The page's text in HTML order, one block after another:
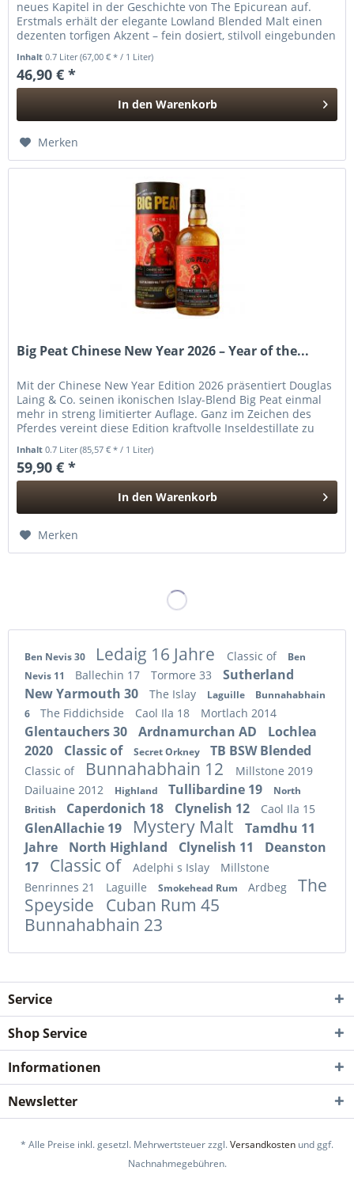
neues Kapitel in der Geschichte von The Epicurean auf.
Erstmals erhält der elegante Lowland Blended Malt einen
dezenten torfigen Akzent – fein dosiert, stilvoll eingebunden
Inhalt0.7 Liter(67,00 € * / 1 Liter)
46,90 € *
In den Warenkorb
Merken
Big Peat Chinese New Year 2026 – Year of the...
Mit der Chinese New Year Edition 2026 präsentiert Douglas
Laing & Co. seinen ikonischen Islay-Blend Big Peat einmal
mehr in streng limitierter Auflage. Ganz im Zeichen des
Pferdes vereint diese Edition kraftvolle Inseldestillate zu
Inhalt0.7 Liter(85,57 € * / 1 Liter)
59,90 € *
In den Warenkorb
Merken
Ben Nevis 30 Ledaig 16 Jahre Classic of
Ben
Nevis 11
Ballechin 17 Tormore 33
Sutherland
New Yarmouth 30
The Islay Laguille
Bunnahabhain
6
The Fiddichside Caol Ila 18 Mortlach 2014
Glentauchers 30 Ardnamurchan AD
Lochlea
2020
Classic of Secret Orkney TB BSW Blended
Classic of Bunnahabhain 12
Millstone 2019
Dailuaine 2012
Highland Tullibardine 19
North
British
Caperdonich 18 Clynelish 12 Caol Ila 15
GlenAllachie 19 Mystery Malt
Tamdhu 11
Jahre
North Highland Clynelish 11
Deanston
17
Classic of Adelphi s Islay
Millstone
Benrinnes 21
Laguille Smokehead Rum Ardbeg
The
Speyside
Cuban Rum 45
Bunnahabhain 23
Service
Shop Service
Informationen
Newsletter
* Alle Preise inkl. gesetzl. Mehrwertsteuer zzgl.Versandkosten und ggf.
Nachnahmegebühren.